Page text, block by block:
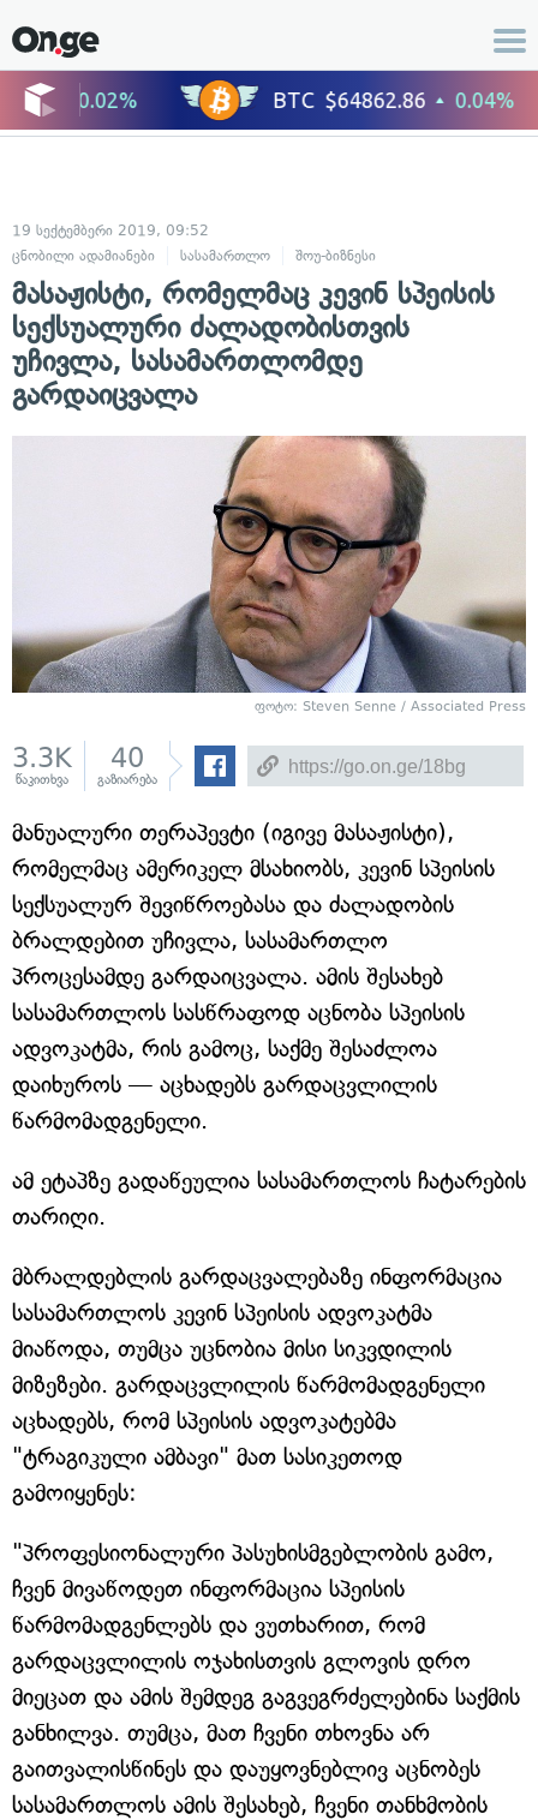
19 სექტემბერი 2019, 09:52
ცნობილი ადამიანები
სასამართლო შოუ-ბიზნესი
მასაჟისტი, რომელმაც კევინ სპეისის
სექსუალური ძალადობისთვის
უჩივლა, სასამართლომდე
გარდაიცვალა
ფოტო: Steven Senne / Associated Press
3.3K
წაკითხვა
40
გაზიარება
მანუალური თერაპევტი (იგივე მასაჟისტი),
რომელმაც ამერიკელ მსახიობს, კევინ სპეისის
სექსუალურ შევიწროებასა და ძალადობის
ბრალდებით უჩივლა, სასამართლო
პროცესამდე გარდაიცვალა. ამის შესახებ
სასამართლოს სასწრაფოდ აცნობა სპეისის
ადვოკატმა, რის გამოც, საქმე შესაძლოა
დაიხუროს — აცხადებს გარდაცვლილის
წარმომადგენელი.
ამ ეტაპზე გადაწეულია სასამართლოს ჩატარების
თარიღი.
მბრალდებლის გარდაცვალებაზე ინფორმაცია
სასამართლოს კევინ სპეისის ადვოკატმა
მიაწოდა, თუმცა უცნობია მისი სიკვდილის
მიზეზები. გარდაცვლილის წარმომადგენელი
აცხადებს, რომ სპეისის ადვოკატებმა
"ტრაგიკული ამბავი" მათ სასიკეთოდ
გამოიყენეს:
"პროფესიონალური პასუხისმგებლობის გამო,
ჩვენ მივაწოდეთ ინფორმაცია სპეისის
წარმომადგენლებს და ვუთხარით, რომ
გარდაცვლილის ოჯახისთვის გლოვის დრო
მიეცათ და ამის შემდეგ გაგვეგრძელებინა საქმის
განხილვა. თუმცა, მათ ჩვენი თხოვნა არ
გაითვალისწინეს და დაუყოვნებლივ აცნობეს
სასამართლოს ამის შესახებ, ჩვენი თანხმობის